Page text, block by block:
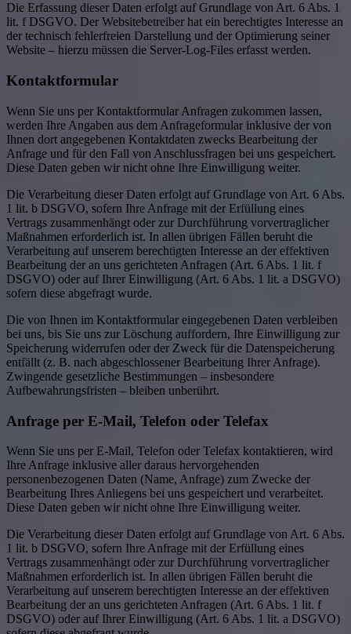
Die Erfassung dieser Daten erfolgt auf Grundlage von Art. 6 Abs. 1
lit. f DSGVO. Der Websitebetreiber hat ein berechtigtes Interesse an
der technisch fehlerfreien Darstellung und der Optimierung seiner
Website – hierzu müssen die Server-Log-Files erfasst werden.
Kontaktformular
Wenn Sie uns per Kontaktformular Anfragen zukommen lassen,
werden Ihre Angaben aus dem Anfrageformular inklusive der von
Ihnen dort angegebenen Kontaktdaten zwecks Bearbeitung der
Anfrage und für den Fall von Anschlussfragen bei uns gespeichert.
Diese Daten geben wir nicht ohne Ihre Einwilligung weiter.
Die Verarbeitung dieser Daten erfolgt auf Grundlage von Art. 6 Abs.
1 lit. b DSGVO, sofern Ihre Anfrage mit der Erfüllung eines
Vertrags zusammenhängt oder zur Durchführung vorvertraglicher
Maßnahmen erforderlich ist. In allen übrigen Fällen beruht die
Verarbeitung auf unserem berechtigten Interesse an der effektiven
Bearbeitung der an uns gerichteten Anfragen (Art. 6 Abs. 1 lit. f
DSGVO) oder auf Ihrer Einwilligung (Art. 6 Abs. 1 lit. a DSGVO)
sofern diese abgefragt wurde.
Die von Ihnen im Kontaktformular eingegebenen Daten verbleiben
bei uns, bis Sie uns zur Löschung auffordern, Ihre Einwilligung zur
Speicherung widerrufen oder der Zweck für die Datenspeicherung
entfällt (z. B. nach abgeschlossener Bearbeitung Ihrer Anfrage).
Zwingende gesetzliche Bestimmungen – insbesondere
Aufbewahrungsfristen – bleiben unberührt.
Anfrage per E-Mail, Telefon oder Telefax
Wenn Sie uns per E-Mail, Telefon oder Telefax kontaktieren, wird
Ihre Anfrage inklusive aller daraus hervorgehenden
personenbezogenen Daten (Name, Anfrage) zum Zwecke der
Bearbeitung Ihres Anliegens bei uns gespeichert und verarbeitet.
Diese Daten geben wir nicht ohne Ihre Einwilligung weiter.
Die Verarbeitung dieser Daten erfolgt auf Grundlage von Art. 6 Abs.
1 lit. b DSGVO, sofern Ihre Anfrage mit der Erfüllung eines
Vertrags zusammenhängt oder zur Durchführung vorvertraglicher
Maßnahmen erforderlich ist. In allen übrigen Fällen beruht die
Verarbeitung auf unserem berechtigten Interesse an der effektiven
Bearbeitung der an uns gerichteten Anfragen (Art. 6 Abs. 1 lit. f
DSGVO) oder auf Ihrer Einwilligung (Art. 6 Abs. 1 lit. a DSGVO)